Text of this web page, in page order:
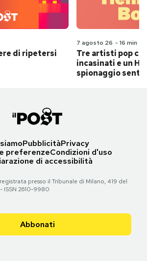
di ripetersi
7 agosto 26 - 16 min
Tre artisti pop
incasinati e un
spionaggio
PubblicitàPrivacy
preferenzeCondizioni d'uso
di accessibilità
presso il Tribunale di Milano, 419 del
2610-9980
Abbonati